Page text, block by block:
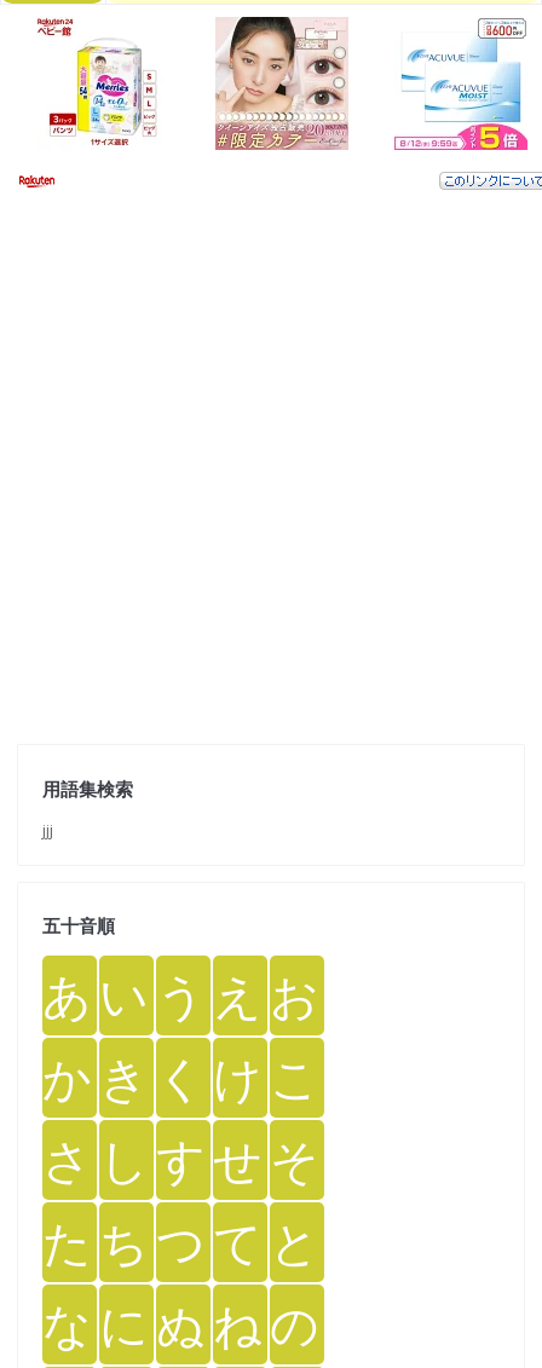
用語集検索
jjj
五十音順
あ い う え お
か き く け こ
さ し すせ そ
た ち つ て と
な に ぬ ねの